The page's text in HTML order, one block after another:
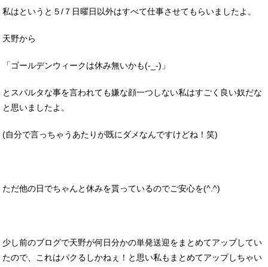
私はというと５/７日曜日以外はすべて仕事させてもらいましたよ。
天野から
「ゴールデンウィークは休み無いかも(-_-)」
とスパルタな事を言われても嫌な顔一つしない私はすごく良い奴だな
と思いましたよ。
(自分で言っちゃうあたりが既にダメなんですけどね！笑)
ただ他の日でちゃんと休みを貰っているのでご安心を(^.^)
少し前のブログで天野が何日分かの単発送迎をまとめてアップしてい
たので、これはパクるしかねぇ！と思い私もまとめてアップしちゃい